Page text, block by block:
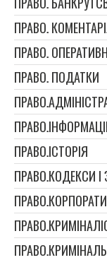
ПРАВО.
ПРАВО.
ПРАВО. ПОДАТКИ
ПРАВО.ІСТОРІЯ
ПРАВО.КОДЕКСИ І